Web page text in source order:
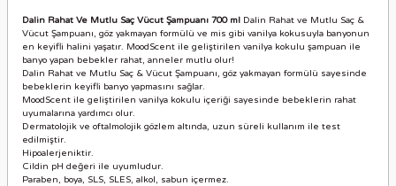
Dalin Rahat Ve Mutlu Saç Vücut Şampuanı 700 ml Dalin Rahat ve Mutlu Saç &
Vücut Şampuanı, göz yakmayan formülü ve mis gibi vanilya kokusuyla banyonun
en keyifli halini yaşatır. MoodScent ile geliştirilen vanilya kokulu şampuan ile
banyo yapan bebekler rahat, anneler mutlu olur!
Dalin Rahat ve Mutlu Saç & Vücut Şampuanı, göz yakmayan formülü sayesinde
bebeklerin keyifli banyo yapmasını sağlar.
MoodScent ile geliştirilen vanilya kokulu içeriği sayesinde bebeklerin rahat
uyumalarına yardımcı olur.
Dermatolojik ve oftalmolojik gözlem altında, uzun süreli kullanım ile test
edilmiştir.
Hipoalerjeniktir.
Cildin pH değeri ile uyumludur.
Paraben, boya, SLS, SLES, alkol, sabun içermez.